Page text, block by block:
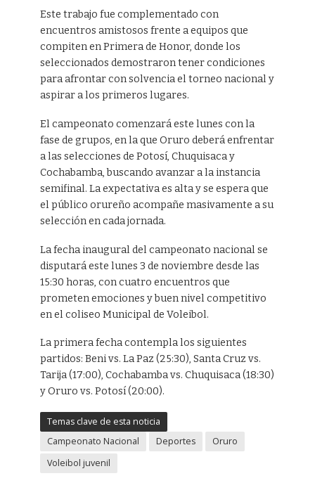
Este trabajo fue complementado con
encuentros amistosos frente a equipos que
compiten en Primera de Honor, donde los
seleccionados demostraron tener condiciones
para afrontar con solvencia el torneo nacional y
aspirar a los primeros lugares.
El campeonato comenzará este lunes con la
fase de grupos, en la que Oruro deberá enfrentar
a las selecciones de Potosí, Chuquisaca y
Cochabamba, buscando avanzar a la instancia
semifinal. La expectativa es alta y se espera que
el público orureño acompañe masivamente a su
selección en cada jornada.
La fecha inaugural del campeonato nacional se
disputará este lunes 3 de noviembre desde las
15:30 horas, con cuatro encuentros que
prometen emociones y buen nivel competitivo
en el coliseo Municipal de Voleibol.
La primera fecha contempla los siguientes
partidos: Beni vs. La Paz (25:30), Santa Cruz vs.
Tarija (17:00), Cochabamba vs. Chuquisaca (18:30)
y Oruro vs. Potosí (20:00).
Temas clave de esta noticia
Campeonato Nacional
Deportes
Oruro
Voleibol juvenil